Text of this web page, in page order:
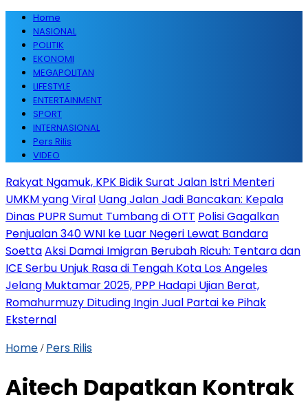
Home
NASIONAL
POLITIK
EKONOMI
MEGAPOLITAN
LIFESTYLE
ENTERTAINMENT
SPORT
INTERNASIONAL
Pers Rilis
VIDEO
Rakyat Ngamuk, KPK Bidik Surat Jalan Istri Menteri
UMKM yang Viral Uang Jalan Jadi Bancakan: Kepala
Dinas PUPR Sumut Tumbang di OTT Polisi Gagalkan
Penjualan 340 WNI ke Luar Negeri Lewat Bandara
SoettaAksi Damai Imigran Berubah Ricuh: Tentara dan
ICE Serbu Unjuk Rasa di Tengah Kota Los Angeles
Jelang Muktamar 2025, PPP Hadapi Ujian Berat,
Romahurmuzy Dituding Ingin Jual Partai ke Pihak
Eksternal
Home / Pers Rilis
Aitech Dapatkan Kontrak